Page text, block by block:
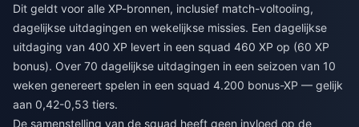
Dit geldt voor alle XP-bronnen, inclusief match-voltooiing,
dagelijkse uitdagingen en wekelijkse missies. Een dagelijkse
uitdaging van 400 XP levert in een squad 460 XP op (60 XP
bonus). Over 70 dagelijkse uitdagingen in een seizoen van 10
weken genereert spelen in een squad 4.200 bonus-XP — gelijk
aan 0,42-0,53 tiers.
De samenstelling van de squad heeft geen invloed op de